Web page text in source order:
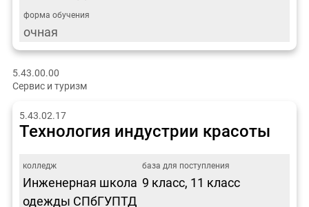
очная
5.43.00.00
Сервис и туризм
5.43.02.17
Технология индустрии красоты
Инженерная школа
одежды СПбГУПТД
9 класс, 11 класс